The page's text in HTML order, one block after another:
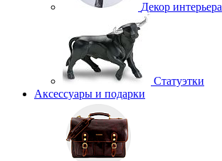
Декор интерьера
Статуэтки
Аксессуары и подарки